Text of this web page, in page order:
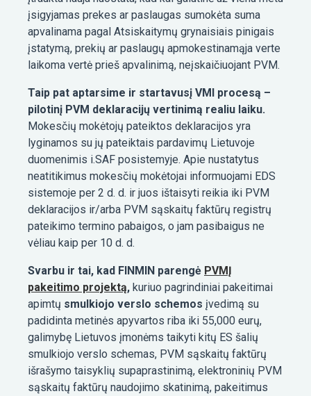
įsigyjamas prekes ar paslaugas sumokėta suma
apvalinama pagal Atsiskaitymų grynaisiais pinigais
įstatymą, prekių ar paslaugų apmokestinamąja verte
laikoma vertė prieš apvalinimą, neįskaičiuojant PVM.
Taip pat aptarsime ir startavusį VMI procesą –
pilotinį PVM deklaracijų vertinimą realiu laiku.
Mokesčių mokėtojų pateiktos deklaracijos yra
lyginamos su jų pateiktais pardavimų Lietuvoje
duomenimis i.SAF posistemyje. Apie nustatytus
neatitikimus mokesčių mokėtojai informuojami EDS
sistemoje per 2 d. d. ir juos ištaisyti reikia iki PVM
deklaracijos ir/arba PVM sąskaitų faktūrų registrų
pateikimo termino pabaigos, o jam pasibaigus ne
vėliau kaip per 10 d. d.
Svarbu ir tai, kad FINMIN parengė PVMĮ
pakeitimo projektą, kuriuo pagrindiniai pakeitimai
apimtų smulkiojo verslo schemos įvedimą su
padidinta metinės apyvartos riba iki 55,000 eurų,
galimybę Lietuvos įmonėms taikyti kitų ES šalių
smulkiojo verslo schemas, PVM sąskaitų faktūrų
išrašymo taisyklių supaprastinimą, elektroninių PVM
sąskaitų faktūrų naudojimo skatinimą, pakeitimus